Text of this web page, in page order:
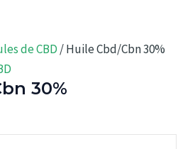
de CBD / Huile Cbd/Cbn 30%
30%